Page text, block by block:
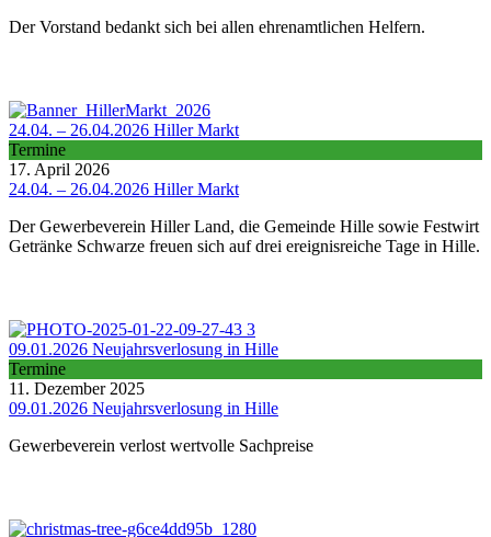
Der Vorstand bedankt sich bei allen ehrenamtlichen Helfern.
24.04. – 26.04.2026 Hiller Markt
Termine
17. April 2026
24.04. – 26.04.2026 Hiller Markt
Der Gewerbeverein Hiller Land, die Gemeinde Hille sowie Festwirt
Getränke Schwarze freuen sich auf drei ereignisreiche Tage in Hille.
09.01.2026 Neujahrsverlosung in Hille
Termine
11. Dezember 2025
09.01.2026 Neujahrsverlosung in Hille
Gewerbeverein verlost wertvolle Sachpreise